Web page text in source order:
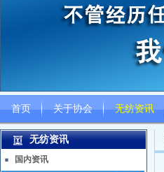
首页 关于协会 无纺资讯
无纺资讯
国内资讯